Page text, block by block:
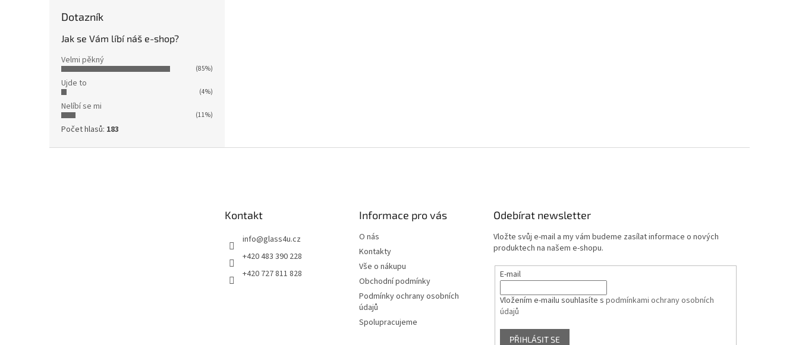
Dotazník
Jak se Vám líbí náš e-shop?
Velmi pěkný
(85%)
Ujde to
(4%)
Nelíbí se mi
(11%)
Počet hlasů: 183
Kontakt
info@glass4u.cz
+420 483 390 228
+420 727 811 828
Informace pro vás
O nás
Kontakty
Vše o nákupu
Obchodní podmínky
Podmínky ochrany osobních
údajů
Spolupracujeme
Odebírat newsletter
Vložte svůj e-mail a my vám budeme zasílat informace o nových
produktech na našem e-shopu.
E-mail
Vložením e-mailu souhlasíte spodmínkami ochrany osobních
údajů
PŘIHLÁSIT SE